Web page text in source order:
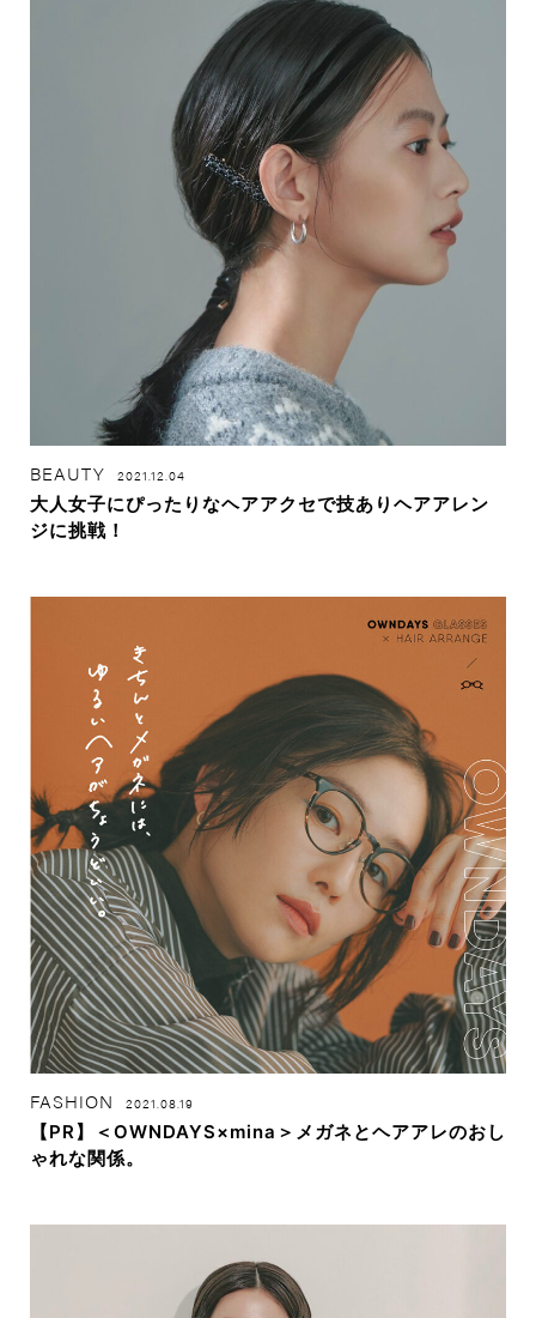
BEAUTY 2021.12.04
大人女子にぴったりなヘアアクセで技ありヘアアレン
ジに挑戦！
FASHION 2021.08.19
【PR】＜OWNDAYS×mina＞メガネとヘアアレのおし
ゃれな関係。